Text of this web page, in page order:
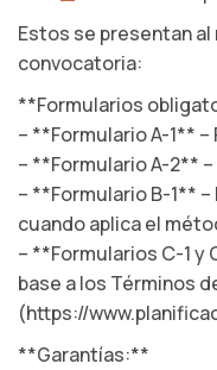
Estos se presentan
convocatoria:
**Formularios
– **Formulario A-1**
– **Formulario A-2**
– **Formulario B-1**
cuando aplica el
– **Formularios C-1 y
base a los Términos
(https://
**Garantías:**